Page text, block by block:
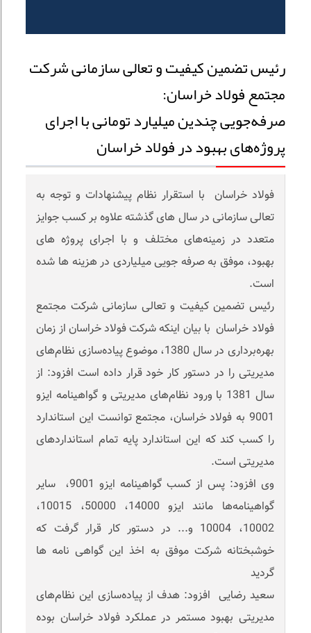
رئیس تضمین کیفیت و تعالی سازمانی شرکت
مجتمع فولاد خراسان:
صرفه‌جویی چندین میلیارد تومانی با اجرای
پروژه‌های بهبود در فولاد خراسان
فولاد خراسان با استقرار نظام پیشنهادات و توجه به
تعالی سازمانی در سال های گذشته علاوه بر کسب جوایز
متعدد در زمینه‌های مختلف و با اجرای پروژه های
بهبود، موفق به صرفه جویی میلیاردی در هزینه ها شده
است.
رئیس تضمین کیفیت و تعالی سازمانی شرکت مجتمع
فولاد خراسان با بیان اینکه شرکت فولاد خراسان از زمان
بهره‌برداری در سال 1380، موضوع پیاده‌سازی نظام‌های
مدیریتی را در دستور کار خود قرار داده است افزود: از
سال 1381 با ورود نظام‌های مدیریتی و گواهینامه ایزو
9001 به فولاد خراسان، مجتمع توانست این استاندارد
را کسب کند که این استاندارد پایه تمام استانداردهای
مدیریتی است.
وی افزود: پس از کسب گواهینامه ایزو 9001، سایر
گواهینامه‌ها مانند ایزو 14000، 50000، 10015،
10002، 10004 و... در دستور کار قرار گرفت که
خوشبختانه شرکت موفق به اخذ این گواهی نامه ها
گردید
سعید رضایی افزود: هدف از پیاده‌سازی این نظام‌های
مدیریتی بهبود مستمر در عملکرد فولاد خراسان بوده